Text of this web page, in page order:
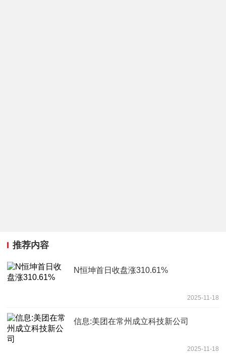
推荐内容
N恒坤首日收盘涨310.61%
2025-11-18
信息:美团在常州成立科技新公司
2025-11-18